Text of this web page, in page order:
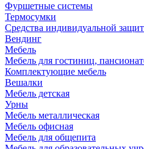
Фуршетные системы
Термосумки
Средства индивидуальной
Вендинг
Мебель
Мебель для гостиниц,
Комплектующие мебель
Вешалки
Мебель детская
Урны
Мебель металлическая
Мебель офисная
Мебель для общепита